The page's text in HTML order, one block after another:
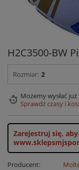
H2C3500-BW
Rozmiar: 2
Możemy wysłać już
Sprawdź czasy i
Zarejestruj się,
Producent: